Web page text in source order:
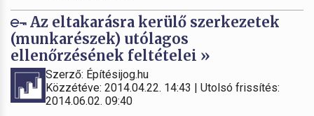
Az eltakarásra kerülő szerkezetek
(munkarészek) utólagos
ellenőrzésének feltételei »
Szerző: Építésijog.hu
Közzétéve: 2014.04.22. 14:43 | Utolsó frissítés:
2014.06.02. 09:40